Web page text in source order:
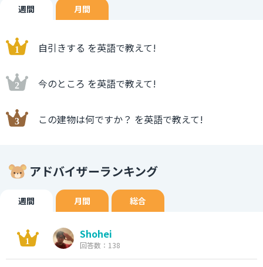
週間 月間
自引きする を英語で教えて!
今のところ を英語で教えて!
この建物は何ですか？ を英語で教えて!
アドバイザーランキング
週間 月間 総合
Shohei
回答数：138